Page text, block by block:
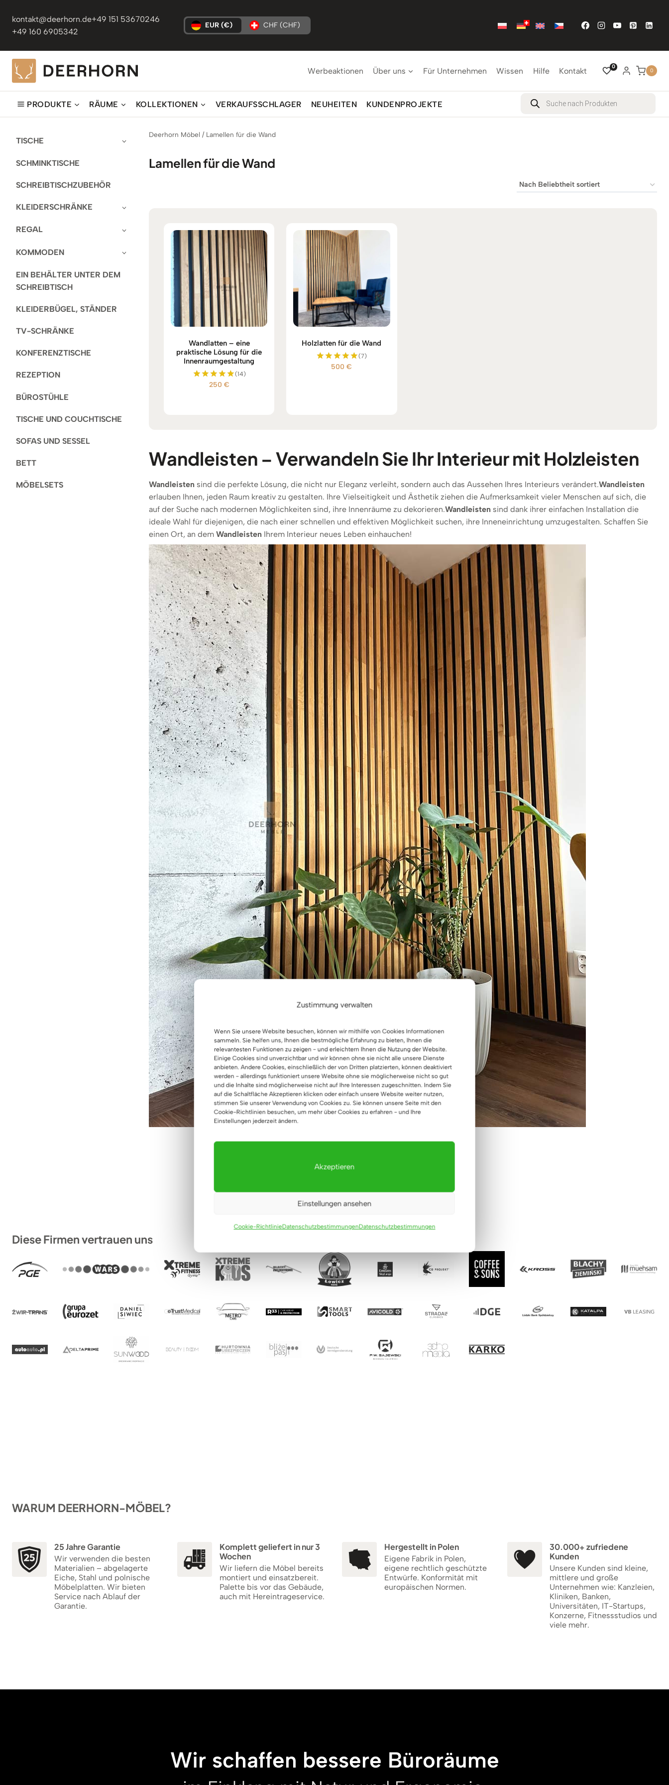
Zustimmung verwalten
Wenn Sie unsere Website besuchen, können wir mithilfe von Cookies Informationen
sammeln. Sie helfen uns, Ihnen die bestmögliche Erfahrung zu bieten, Ihnen die
relevantesten Funktionen zu zeigen - und erleichtern Ihnen die Nutzung der Website.
Einige Cookies sind unverzichtbar und wir können ohne sie nicht alle unsere Dienste
anbieten. Andere Cookies, einschließlich der von Dritten platzierten, können deaktiviert
werden - allerdings funktioniert unsere Website ohne sie möglicherweise nicht so gut
und die Inhalte sind möglicherweise nicht auf Ihre Interessen zugeschnitten. Indem Sie
auf die Schaltfläche Akzeptieren klicken oder einfach unsere Website weiter nutzen,
stimmen Sie unserer Verwendung von Cookies zu. Sie können unsere Seite mit den
Cookie-Richtlinien besuchen, um mehr über Cookies zu erfahren - und Ihre
Einstellungen jederzeit ändern.
Akzeptieren
Einstellungen ansehen
Cookie-RichtlinieDatenschutzbestimmungenDatenschutzbestimmungen
Inhalt
springen
kontakt@deerhorn.de+49 151 53670246
+49 160 6905342
EUR (€) CHF (CHF)
Werbeaktionen Über uns Für Unternehmen Wissen Hilfe Kontakt 0
0
PRODUKTE RÄUME KOLLEKTIONEN VERKAUFSSCHLAGER NEUHEITEN KUNDENPROJEKTE
Products
search
TISCHE
SCHMINKTISCHE
SCHREIBTISCHZUBEHÖR
KLEIDERSCHRÄNKE
REGAL
KOMMODEN
EIN BEHÄLTER UNTER DEM
SCHREIBTISCH
KLEIDERBÜGEL, STÄNDER
TV-SCHRÄNKE
KONFERENZTISCHE
REZEPTION
BÜROSTÜHLE
TISCHE UND COUCHTISCHE
SOFAS UND SESSEL
BETT
MÖBELSETS
Deerhorn Möbel / Lamellen für die Wand
Lamellen für die Wand
Wandlatten – eine
praktische Lösung für die
Innenraumgestaltung
Bewertet
(14)
250 €
Holzlatten für die Wand
Bewertet
(7)
500€
Wandleisten – Verwandeln Sie Ihr Interieur mit Holzleisten
Wandleisten sind die perfekte Lösung, die nicht nur Eleganz verleiht, sondern auch das Aussehen Ihres Interieurs verändert.Wandleisten
erlauben Ihnen, jeden Raum kreativ zu gestalten. Ihre Vielseitigkeit und Ästhetik ziehen die Aufmerksamkeit vieler Menschen auf sich, die
auf der Suche nach modernen Möglichkeiten sind, ihre Innenräume zu dekorieren.Wandleisten sind dank ihrer einfachen Installation die
ideale Wahl für diejenigen, die nach einer schnellen und effektiven Möglichkeit suchen, ihre Inneneinrichtung umzugestalten. Schaffen Sie
einen Ort, an demWandleisten Ihrem Interieur neues Leben einhauchen!
Wandlatten
Diese Firmen vertrauen uns
WARUM DEERHORN-MÖBEL?
25 Jahre Garantie
Wir verwenden die besten
Materialien – abgelagerte
Eiche, Stahl und polnische
Möbelplatten. Wir bieten
Service nach Ablauf der
Garantie.
Komplett geliefert in nur 3
Wochen
Wir liefern die Möbel bereits
montiert und einsatzbereit.
Palette bis vor das Gebäude,
auch mit Hereintrageservice.
Hergestellt in Polen
Eigene Fabrik in Polen,
eigene rechtlich geschützte
Entwürfe. Konformität mit
europäischen Normen.
30.000+ zufriedene
Kunden
Unsere Kunden sind kleine,
mittlere und große
Unternehmen wie: Kanzleien,
Kliniken, Banken,
Universitäten, IT-Startups,
Konzerne, Fitnessstudios und
viele mehr.
Wir schaffen bessere Büroräume